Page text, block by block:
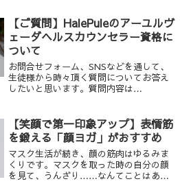
【ご質問】HalePuleのアーユルヴ
ェーダヘルスカウンセラー資格に
ついて
お問合せフォーム、SNSなどを通して、
生徒様から時々頂く質問についてお答え
したいと思います。質問内容は
【笑顔で第一印象アップ】表情筋
を鍛える「顔ヨガ」がおすすめ
マスク生活が続き、顔の筋肉はゆるみま
くりです。マスクを取った時の自分の顔
を見て、うんざり……なんてことはあり